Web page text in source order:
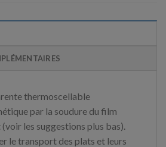
thermoscellable
par la soudure du film
les suggestions plus bas).
le transport des plats et leurs